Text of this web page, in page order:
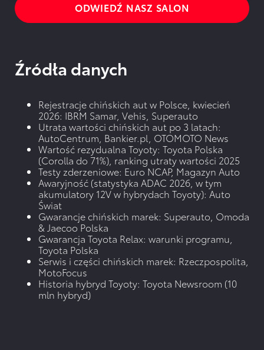
ODWIEDŹ NASZ SALON
Źródła danych
Rejestracje chińskich aut w Polsce, kwiecień
2026: IBRM Samar, Vehis Superauto
Utrata wartości chińskich aut po 3 latach:
AutoCentrum Bankier.pl OTOMOTO News
Wartość rezydualna Toyoty: Toyota Polska
(Corolla do 71%) ranking utraty wartości 2025
Testy zderzeniowe: Euro NCAP, Magazyn Auto
Awaryjność (statystyka ADAC 2026, w tym
akumulatory 12V w hybrydach Toyoty):Auto
Świat
Gwarancje chińskich marek: Superauto Omoda
& Jaecoo Polska
Gwarancja Toyota Relax: warunki programu
Toyota Polska
Serwis i części chińskich marek: Rzeczpospolita
MotoFocus
Historia hybryd Toyoty: Toyota Newsroom (10
mln hybryd)